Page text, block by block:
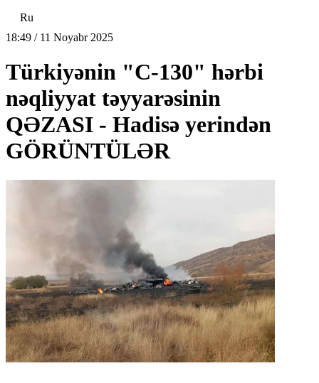
Ru
18:49 / 11 Noyabr 2025
Türkiyənin "C-130" hərbi
nəqliyyat təyyarəsinin
QƏZASI - Hadisə yerindən
GÖRÜNTÜLƏR